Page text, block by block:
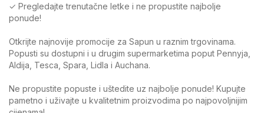
✓ Pregledajte trenutačne letke i ne propustite najbolje
ponude!
Otkrijte najnovije promocije za Sapun u raznim trgovinama.
Popusti su dostupni i u drugim supermarketima poput Pennyja,
Aldija, Tesca, Spara, Lidla i Auchana.
Ne propustite popuste i uštedite uz najbolje ponude! Kupujte
pametno i uživajte u kvalitetnim proizvodima po najpovoljnijim